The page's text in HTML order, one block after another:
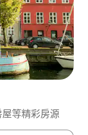
等精彩房源